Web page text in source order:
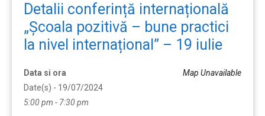
Detalii conferință internațională
„Școala pozitivă – bune practici
la nivel internațional” – 19 iulie
Map Unavailable
Data si ora
Date(s) - 19/07/2024
5:00 pm - 7:30 pm